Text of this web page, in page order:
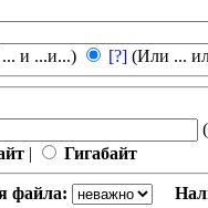
и ...и...) [?] (Или ...
| Гигабайт
файла: